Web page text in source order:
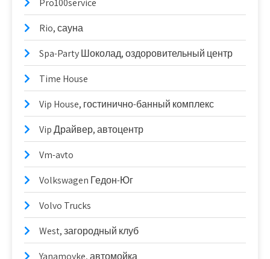
Pro100service
Rio, сауна
Spa-Party Шоколад, оздоровительный центр
Time House
Vip House, гостинично-банный комплекс
Vip Драйвер, автоцентр
Vm-avto
Volkswagen Гедон-Юг
Volvo Trucks
West, загородный клуб
Yanamoyke, автомойка